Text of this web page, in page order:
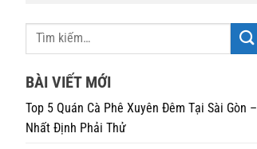
BÀI VIẾT MỚI
Top 5 Quán Cà Phê Xuyên Đêm Tại Sài Gòn –
Nhất Định Phải Thử